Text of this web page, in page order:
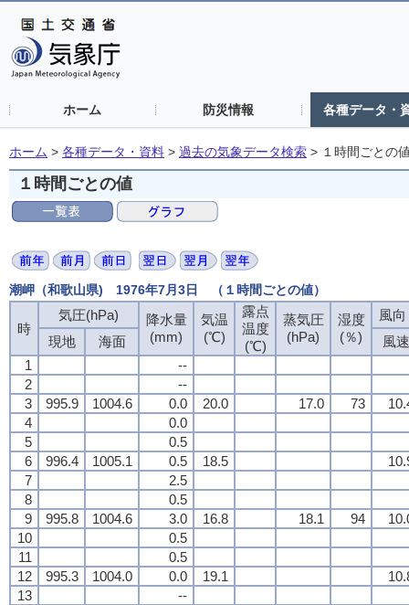
ホーム 防災情報 各種データ・
ホーム > 各種データ・資料 > 過去の気象データ検索 > １時間ごとの
１時間ごとの値
潮岬（和歌山県) 1976年7月3日 （１時間ごとの値）
時
気圧(hPa)
降水量
(mm)
気温
(℃)
露点
温度
(℃)
蒸気圧
(hPa)
湿度
(％)
風
現地
海面
風速
1
--
2
--
3
995.9 1004.6 0.0 20.0 17.0 73
4
0.0
5
0.5
6
996.4 1005.1 0.5 18.5
7
2.5
8
0.5
9
995.8 1004.6 3.0 16.8 18.1 94
10
0.5
11
0.5
12
995.3 1004.0 0.0 19.1
13
--